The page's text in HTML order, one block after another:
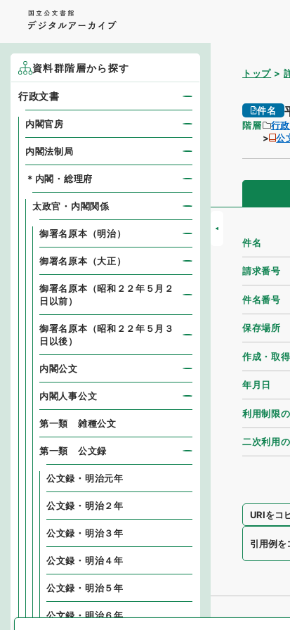
トップ
件名
階層 行
公
件名
請求番号
件名番号
保存場所
作成・取
年月日
利用制限
二次利用
URIをコ
引用例を
資料群階層から探す
行政文書
内閣官房
内閣法制局
＊内閣・総理府
太政官・内閣関係
御署名原本（明治）
御署名原本（大正）
御署名原本（昭和２２年５月２
日以前）
御署名原本（昭和２２年５月３
日以後）
内閣公文
内閣人事公文
第一類 雑種公文
第一類 公文録
公文録・明治元年
公文録・明治２年
公文録・明治３年
公文録・明治４年
公文録・明治５年
公文録・明治６年